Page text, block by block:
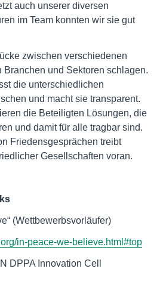
auch unserer diversen
im Team konnten wir sie gut
zwischen verschiedenen
Branchen und Sektoren schlagen.
die unterschiedlichen
und macht sie transparent.
die Beteiligten Lösungen, die
und damit für alle tragbar sind.
Friedensgesprächen treibt
Gesellschaften voran.
(Wettbewerbsvorläufer)
in-peace-we-believe.html#top
DPPA Innovation Cell